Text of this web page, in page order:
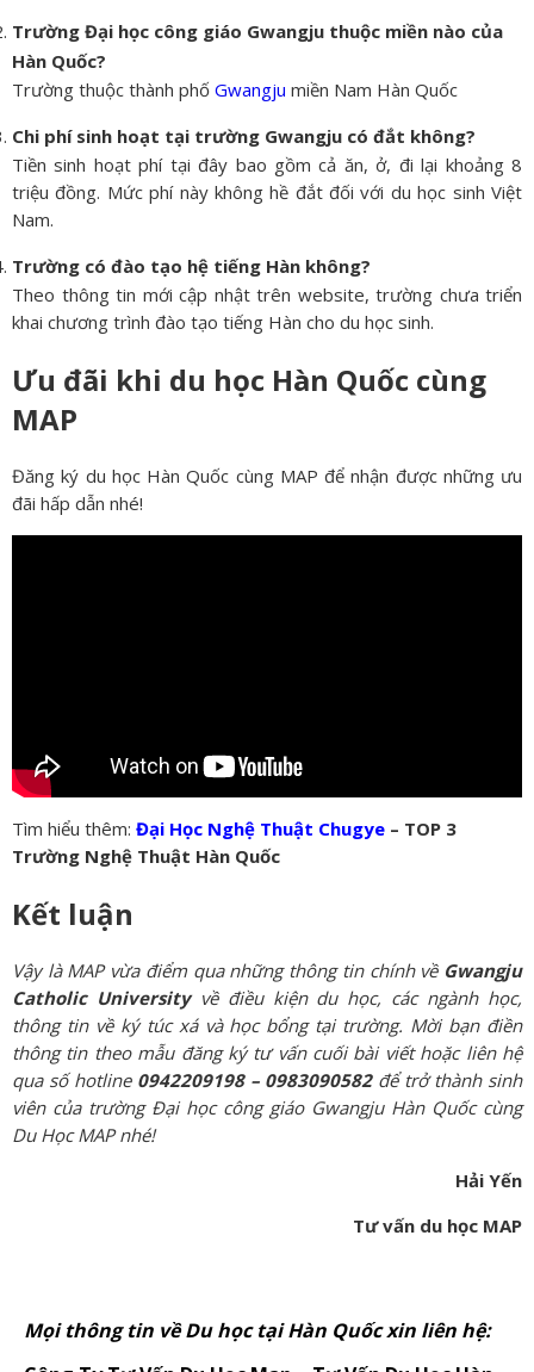
Trường Đại học công giáo Gwangju thuộc miền nào của
Hàn Quốc?
Trường thuộc thành phố Gwangju miền Nam Hàn Quốc
Chi phí sinh hoạt tại trường Gwangju có đắt không?
Tiền sinh hoạt phí tại đây bao gồm cả ăn, ở, đi lại khoảng 8
triệu đồng. Mức phí này không hề đắt đối với du học sinh Việt
Nam.
Trường có đào tạo hệ tiếng Hàn không?
Theo thông tin mới cập nhật trên website, trường chưa triển
khai chương trình đào tạo tiếng Hàn cho du học sinh.
Ưu đãi khi du học Hàn Quốc cùng
MAP
Đăng ký du học Hàn Quốc cùng MAP để nhận được những ưu
đãi hấp dẫn nhé!
Tìm hiểu thêm: Đại Học Nghệ Thuật Chugye – TOP 3
Trường Nghệ Thuật Hàn Quốc
Kết luận
Vậy là MAP vừa điểm qua những thông tin chính về Gwangju
Catholic University về điều kiện du học, các ngành học,
thông tin về ký túc xá và học bổng tại trường. Mời bạn điền
thông tin theo mẫu đăng ký tư vấn cuối bài viết hoặc liên hệ
qua số hotline 0942209198 – 0983090582để trở thành sinh
viên của trường Đại học công giáo Gwangju Hàn Quốc cùng
Du Học MAP nhé!
Hải Yến
Tư vấn du học MAP
Mọi thông tin về Du học tại Hàn Quốc xin liên hệ: